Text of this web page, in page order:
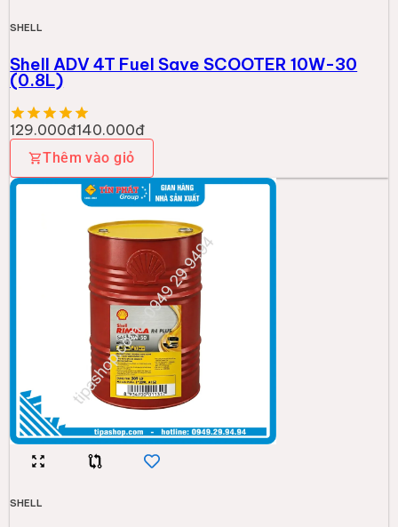
SHELL
Shell ADV 4T Fuel Save SCOOTER 10W-30
(0.8L)
129.000đ140.000đ
Thêm vào giỏ
SHELL